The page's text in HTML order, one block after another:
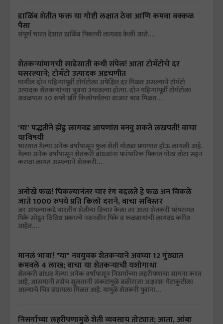
डाळिंब शेतीत फक्त या गोष्टी लक्षात ठेवा आणि कमवा बक्कळ
पैसा
संपूर्ण भारत देशात डाळिंब पिकाची लागवड केली जाते.…
शेतकऱ्यांमागची साडेसाती कधी संपेल! आता टोमॅटोचे दर
घसरल्याने; टोमॅटो उत्पादक अडचणीत
मागील दोन महिन्यांपूर्वी टोमॅटोला अपेक्षित दर मिळत असल्याने टोमॅटो
उत्पादक शेतकऱ्यांच्या भुवया उंचावल्या होत्या. दोन महिन्यांपूर्वी टोमॅटोला
जवळपास 50 रुपये प्रति किलोपर्यंतचा बाजार भाव मिळत…
'या' पद्धतीने झेंडु लागवड आपणांस बनवु शकते लखपती! वाचा
याविषयी
भारतात गेल्या अनेक वर्षांपासून फुल शेती मोठ्या प्रमाणात होऊ लागली आहे.
गेल्या अनेक वर्षांपासून शेतकरी बांधवांना पारंपारिक पिकात मोठा तोटा सहन
करावा लागत असल्याने शेतकरी…
अनोखे फळ! पिकल्यानंतर चार रंग बदलते हे फळ अन विकले
जाते 1000 रुपये प्रति किलो दराने, वाचा सविस्तर
जर आपल्याकडे भारतीय शेतीचा विचार केला तर आता शेतकरी परंपरागत
पिके सोडून विविध प्रकारचे नवनवीन पिके व फळबागांची लागवड करीत
आहेत.…
मानलं भावा! "या" नवयुवक शेतकऱ्याने अवघ्या 12 गुंठ्यात
कमवले 4 लाख; वाचा या शेतकऱ्याची यशोगाथा
शेतकरी बांधव गेल्या अनेक वर्षांपासून निसर्गाच्या लहरीपणाचा सामना करत
आहे, आसमानी तसेच सुलतानी संकटांमुळे बळीराजा अक्षरशः मेटाकुटीला
आल्याचे चित्र बघायला मिळत आहे. यामुळे शेतकरी पुत्रांना…
निसर्गाच्या लहरीपणामुळे शेती व्यवसाय तोट्यात; आता, आंबा